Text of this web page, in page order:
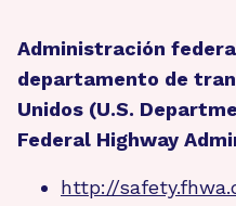
Administración
departamento de
Unidos (U.S.
Federal Highway
http://